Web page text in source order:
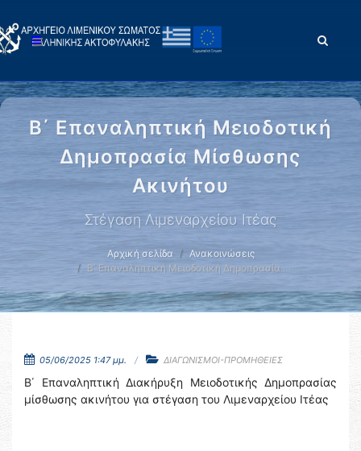
Β΄ Επαναληπτική Μειοδοτική
Δημοπρασία Μίσθωσης
Ακινήτου
Στέγαση Λιμεναρχείου Ιτέας
Αρχική σελίδα
Ανακοινώσεις
Β΄ Επαναληπτική Μειοδοτική Δημοπρασία …
05/06/2025 1:47 μμ. ΔΙΑΓΩΝΙΣΜΟΙ-ΠΡΟΜΗΘΕΙΕΣ
Β΄ Επαναληπτική Διακήρυξη Μειοδοτικής Δημοπρασίας
μίσθωσης ακινήτου για στέγαση του Λιμεναρχείου Ιτέας